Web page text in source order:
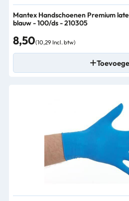
Mantex Handschoenen Premium
blauw - 100/ds - 210305
8,50(10,29 Incl. btw)